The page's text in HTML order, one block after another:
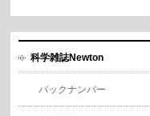
科学雑誌Newton
バックナンバー